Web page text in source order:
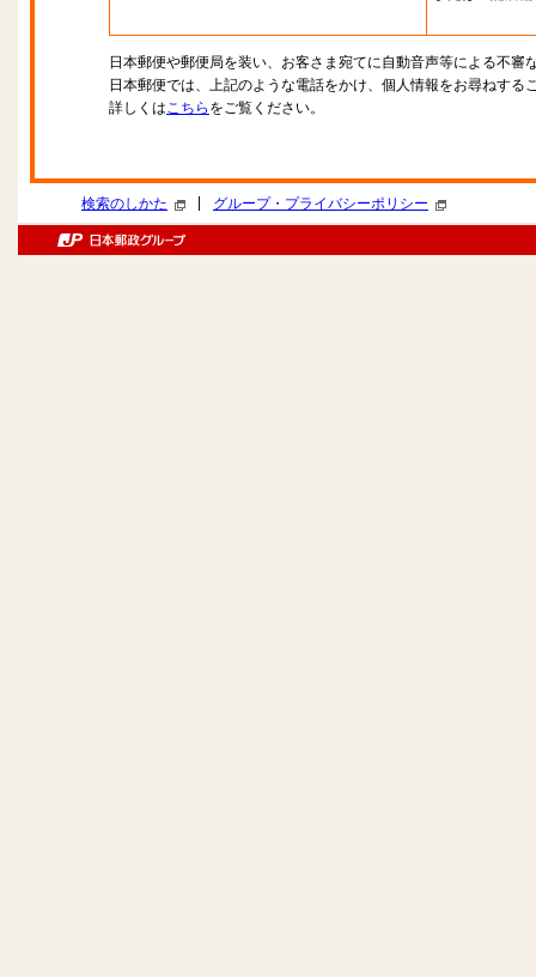
日本郵便や郵便局を装い、お客さま宛てに自動音声等による不審
日本郵便では、上記のような電話をかけ、個人情報をお尋ねする
詳しくはこちら をご覧ください。
検索のしかた グループ・プライバシーポリシー